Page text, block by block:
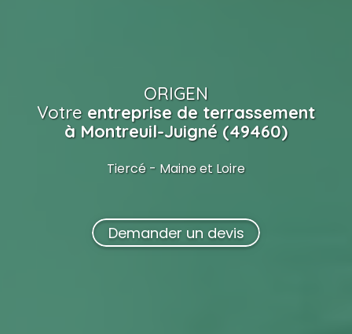
ORIGEN
Votre entreprise de terrassement
à Montreuil-Juigné (49460)
Tiercé - Maine et Loire
Demander un devis